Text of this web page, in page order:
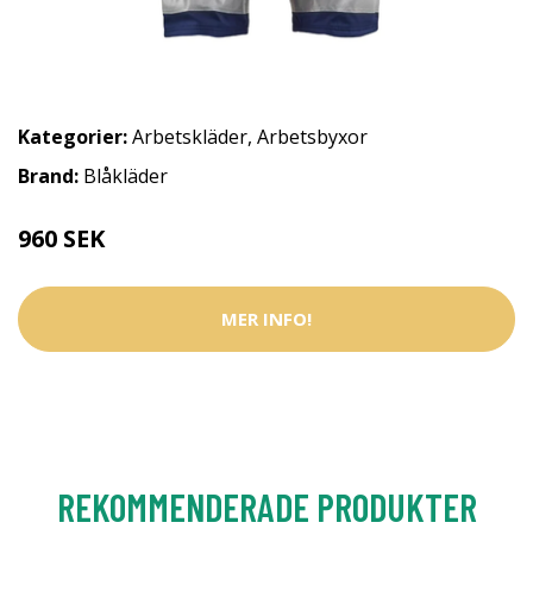
Kategorier:Arbetskläder, Arbetsbyxor
Brand: Blåkläder
960 SEK
MER INFO!
REKOMMENDERADE PRODUKTER